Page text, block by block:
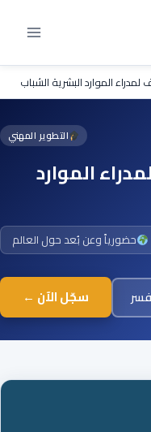
الموارد البشرية الشباب
التطوير المهني
الموارد
حضورياً وعن بُعد حول العالم
سجّل الآن ←